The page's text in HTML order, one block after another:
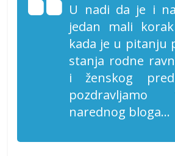
U nadi da je i
jedan mali
kada je u pitanju
stanja rodne
i ženskog
narednog bloga…